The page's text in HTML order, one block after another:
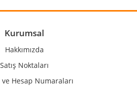
eksik bilgiler bulunuyor.
bulunuyor.
Kurumsal
Hakkımızda
Satış Noktaları
Hesap Numaraları